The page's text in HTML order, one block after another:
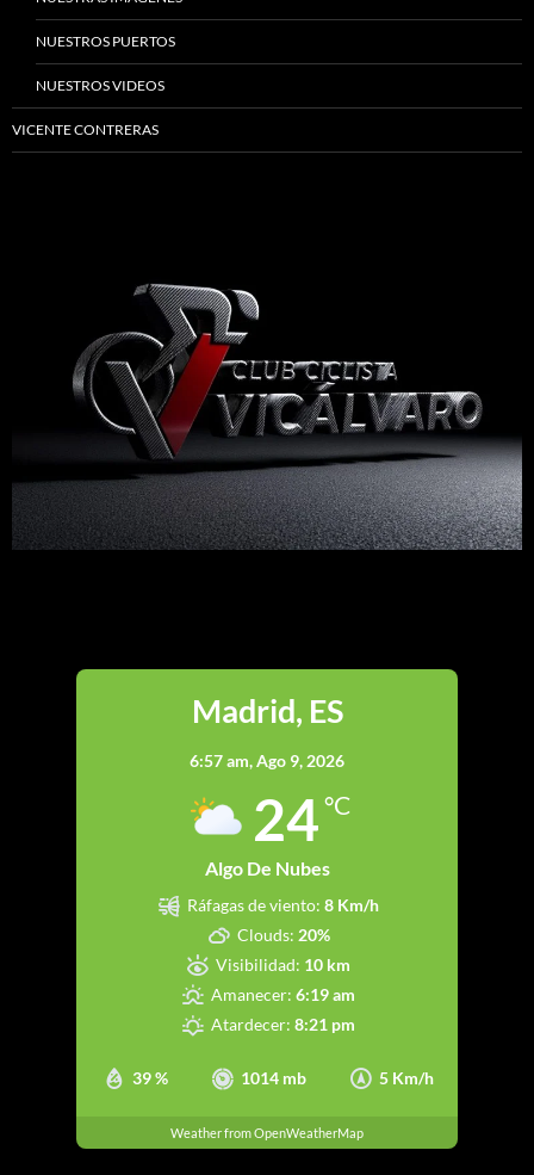
NUESTROS PUERTOS
NUESTROS VIDEOS
VICENTE CONTRERAS
Madrid, ES
6:57 am,Ago 9, 2026
24 °C
Algo De Nubes
39 % 1014 mb 5 Km/h
Ráfagas de viento: 8 Km/h
Clouds: 20%
Visibilidad: 10 km
Amanecer: 6:19 am
Atardecer: 8:21 pm
Weather from OpenWeatherMap